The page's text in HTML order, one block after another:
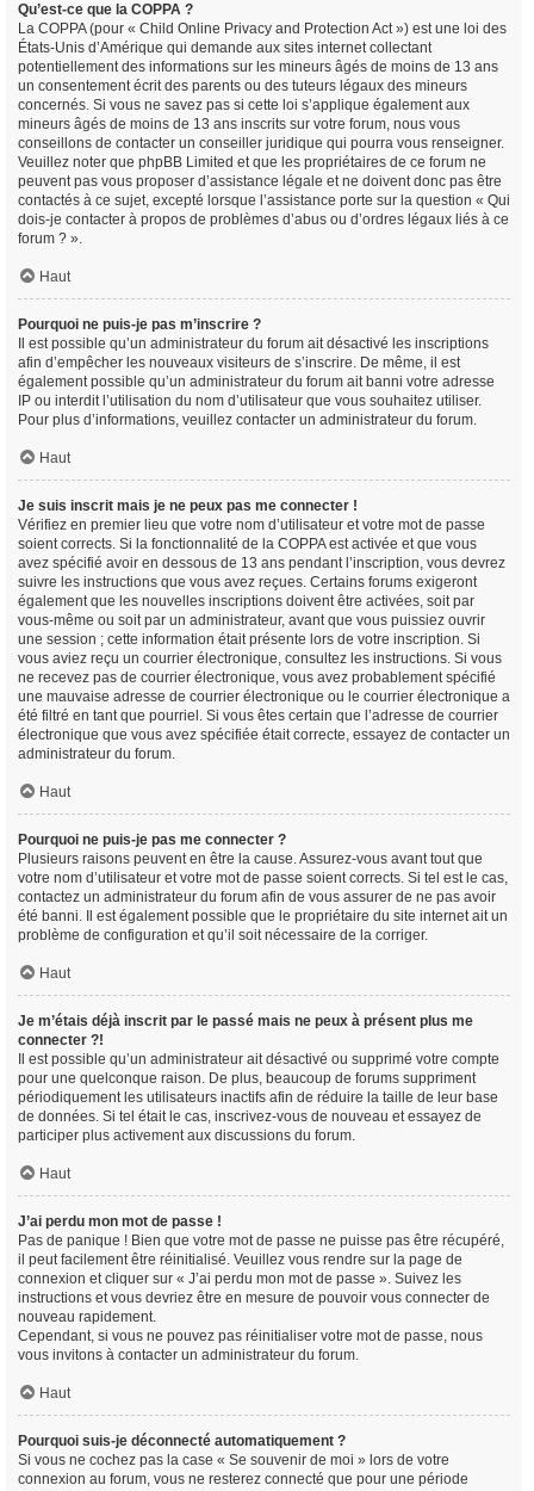
Qu’est-ce que la COPPA ?
La COPPA (pour « Child Online Privacy and Protection Act ») est une loi des
États-Unis d’Amérique qui demande aux sites internet collectant
potentiellement des informations sur les mineurs âgés de moins de 13 ans
un consentement écrit des parents ou des tuteurs légaux des mineurs
concernés. Si vous ne savez pas si cette loi s’applique également aux
mineurs âgés de moins de 13 ans inscrits sur votre forum, nous vous
conseillons de contacter un conseiller juridique qui pourra vous renseigner.
Veuillez noter que phpBB Limited et que les propriétaires de ce forum ne
peuvent pas vous proposer d’assistance légale et ne doivent donc pas être
contactés à ce sujet, excepté lorsque l’assistance porte sur la question « Qui
dois-je contacter à propos de problèmes d’abus ou d’ordres légaux liés à ce
forum ? ».
Haut
Pourquoi ne puis-je pas m’inscrire ?
Il est possible qu’un administrateur du forum ait désactivé les inscriptions
afin d’empêcher les nouveaux visiteurs de s’inscrire. De même, il est
également possible qu’un administrateur du forum ait banni votre adresse
IP ou interdit l’utilisation du nom d’utilisateur que vous souhaitez utiliser.
Pour plus d’informations, veuillez contacter un administrateur du forum.
Haut
Je suis inscrit mais je ne peux pas me connecter !
Vérifiez en premier lieu que votre nom d’utilisateur et votre mot de passe
soient corrects. Si la fonctionnalité de la COPPA est activée et que vous
avez spécifié avoir en dessous de 13 ans pendant l’inscription, vous devrez
suivre les instructions que vous avez reçues. Certains forums exigeront
également que les nouvelles inscriptions doivent être activées, soit par
vous-même ou soit par un administrateur, avant que vous puissiez ouvrir
une session ; cette information était présente lors de votre inscription. Si
vous aviez reçu un courrier électronique, consultez les instructions. Si vous
ne recevez pas de courrier électronique, vous avez probablement spécifié
une mauvaise adresse de courrier électronique ou le courrier électronique a
été filtré en tant que pourriel. Si vous êtes certain que l’adresse de courrier
électronique que vous avez spécifiée était correcte, essayez de contacter un
administrateur du forum.
Haut
Pourquoi ne puis-je pas me connecter ?
Plusieurs raisons peuvent en être la cause. Assurez-vous avant tout que
votre nom d’utilisateur et votre mot de passe soient corrects. Si tel est le cas,
contactez un administrateur du forum afin de vous assurer de ne pas avoir
été banni. Il est également possible que le propriétaire du site internet ait un
problème de configuration et qu’il soit nécessaire de la corriger.
Haut
Je m’étais déjà inscrit par le passé mais ne peux à présent plus me
connecter ?!
Il est possible qu’un administrateur ait désactivé ou supprimé votre compte
pour une quelconque raison. De plus, beaucoup de forums suppriment
périodiquement les utilisateurs inactifs afin de réduire la taille de leur base
de données. Si tel était le cas, inscrivez-vous de nouveau et essayez de
participer plus activement aux discussions du forum.
Haut
J’ai perdu mon mot de passe !
Pas de panique ! Bien que votre mot de passe ne puisse pas être récupéré,
il peut facilement être réinitialisé. Veuillez vous rendre sur la page de
connexion et cliquer sur « J’ai perdu mon mot de passe ». Suivez les
instructions et vous devriez être en mesure de pouvoir vous connecter de
nouveau rapidement.
Cependant, si vous ne pouvez pas réinitialiser votre mot de passe, nous
vous invitons à contacter un administrateur du forum.
Haut
Pourquoi suis-je déconnecté automatiquement ?
Si vous ne cochez pas la case « Se souvenir de moi » lors de votre
connexion au forum, vous ne resterez connecté que pour une période